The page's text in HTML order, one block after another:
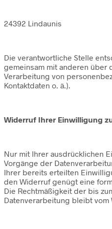
24392 Lindaunis
Die verantwortliche Stelle
gemeinsam mit anderen über
Verarbeitung von
Kontaktdaten o. ä.).
Widerruf Ihrer Einwilligung
Nur mit Ihrer ausdrücklichen
Vorgänge der
Ihrer bereits erteilten
den Widerruf genügt eine
Die Rechtmäßigkeit der bis
Datenverarbeitung bleibt